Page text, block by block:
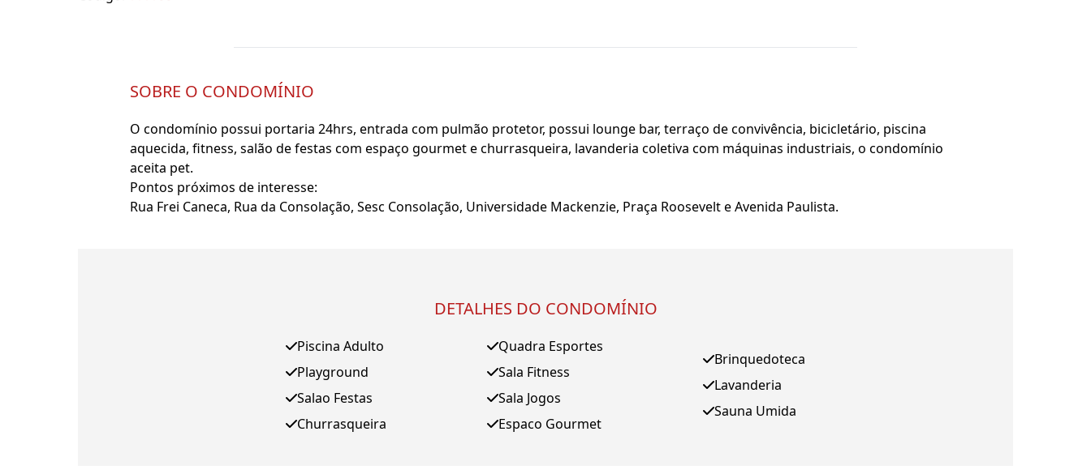
SOBRE O CONDOMÍNIO
O condomínio possui portaria 24hrs, entrada com pulmão protetor, possui lounge bar, terraço de convivência, bicicletário, piscina
aquecida, fitness, salão de festas com espaço gourmet e churrasqueira, lavanderia coletiva com máquinas industriais, o condomínio
aceita pet.
Pontos próximos de interesse:
Rua Frei Caneca, Rua da Consolação, Sesc Consolação, Universidade Mackenzie, Praça Roosevelt e Avenida Paulista.
DETALHES DO CONDOMÍNIO
Piscina Adulto
Playground
Salao Festas
Churrasqueira
Quadra Esportes
Sala Fitness
Sala Jogos
Espaco Gourmet
Brinquedoteca
Lavanderia
Sauna Umida